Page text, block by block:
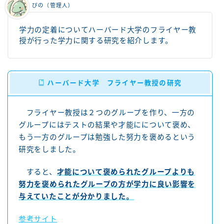
学力の定着についてハーバード大学のフライヤー教
授が行った学力に関する研究を紹介します。
ぴの（管理人）
ハーバード大学 フライヤー教授の研究
フライヤー教授は２つのグループを作り、一方の
グループにはテストの結果や才能にについて褒め、
もう一方のグループは勉強した努力を褒めるという
研究をしました。
すると、 才能について褒められたグループよりも
努力を褒められたグループの方が学力に良い影響を
与えていたことが分かりました。
参考サイト